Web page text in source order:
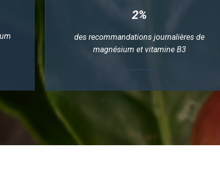
2%
des recommandations journalières de
magnésium et vitamine B3